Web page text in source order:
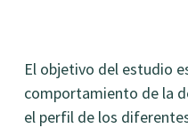
El objetivo del estudio
comportamiento de la
el perfil de los